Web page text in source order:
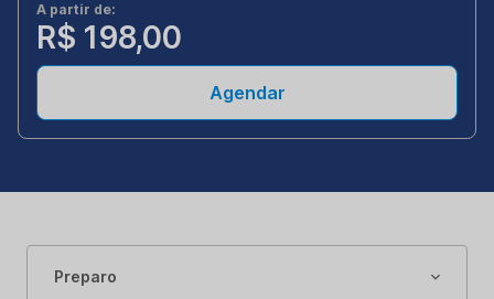
A partir de:
R$ 198,00
Agendar
Preparo